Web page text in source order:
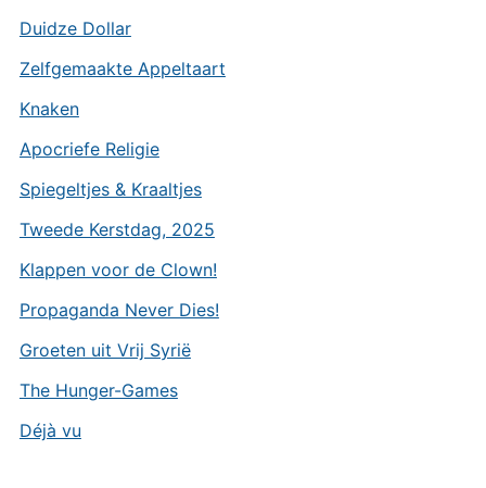
Duidze Dollar
Zelfgemaakte Appeltaart
Knaken
Apocriefe Religie
Spiegeltjes & Kraaltjes
Tweede Kerstdag, 2025
Klappen voor de Clown!
Propaganda Never Dies!
Groeten uit Vrij Syrië
The Hunger-Games
Déjà vu